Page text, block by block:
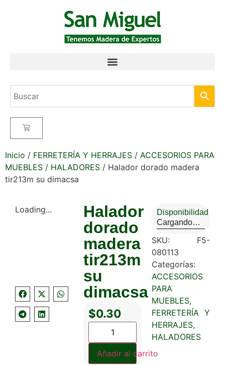
Inicio / FERRETERÍA Y HERRAJES / ACCESORIOS PARA
MUEBLES / HALADORES / Halador dorado madera
tir213m su dimacsa
Loading...
Halador
dorado
madera
tir213m
su
dimacsa
$0.30
Añadir al carrito
Disponibilidad
Cargando…
SKU: F5-
080113
Categorías:
ACCESORIOS
PARA
MUEBLES,
FERRETERÍA Y
HERRAJES,
HALADORES